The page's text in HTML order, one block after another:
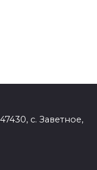
с. Заветное,